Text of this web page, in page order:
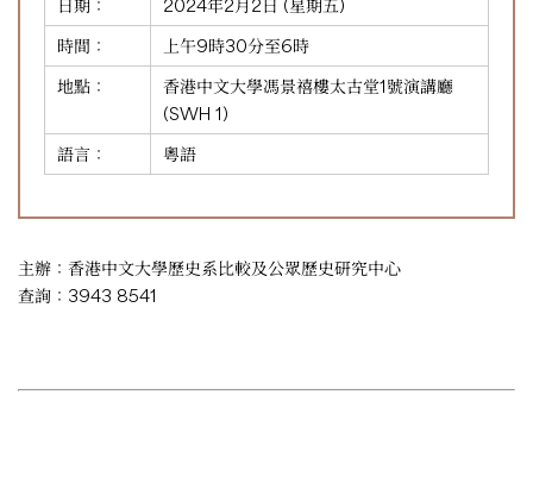
日期：
2024年2月2日 (星期五)
時間：
上午9時30分至6時
地點：
香港中文大學馮景禧樓太古堂1號演講廳
(SWH 1)
語言：
粵語
主辦：香港中文大學歷史系比較及公眾歷史研究中心
查詢：3943 8541